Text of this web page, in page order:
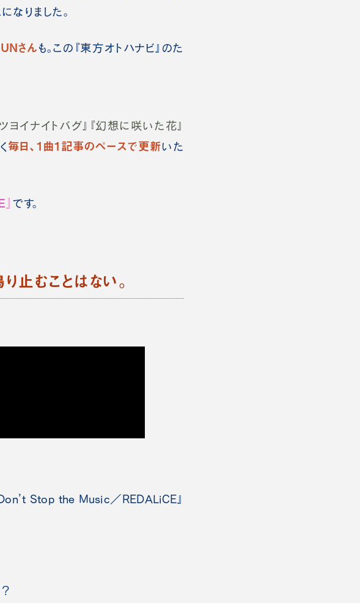
なりました。
さん も。 この『東方オトハナビ』のた
ヨイナイトバグ』『幻想に咲いた花』
毎日、1曲1記事のペースで更新いた
です。
止むことはない。
Stop the Music／REDALiCE』